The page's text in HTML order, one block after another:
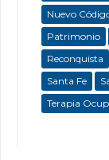
Nuevo
Patrimonio
Reconquista
Santa Fe
Terapia